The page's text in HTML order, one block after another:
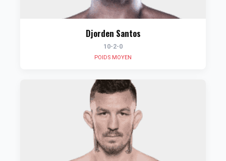
Djorden Santos
10-2-0
POIDS MOYEN